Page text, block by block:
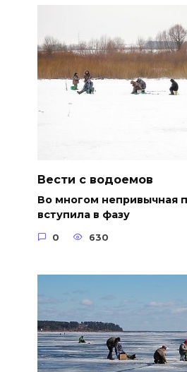
Вести с водоемов
Во многом непривычная
вступила в фазу
0 630